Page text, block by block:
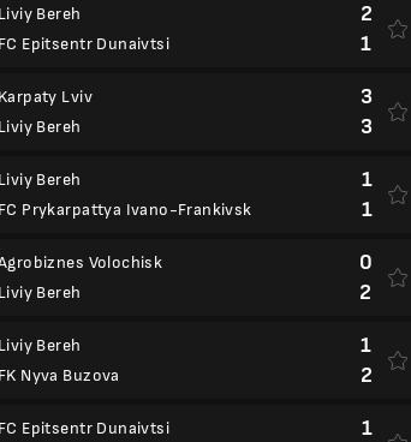
Liviy Bereh
FC Epitsentr Dunaivtsi
2
1
Karpaty Lviv
Liviy Bereh
3
3
Liviy Bereh
FC Prykarpattya Ivano-Frankivsk
1
1
Volochisk
Liviy Bereh
0
2
Liviy Bereh
FK Nyva Buzova
1
2
FC Epitsentr Dunaivtsi
1